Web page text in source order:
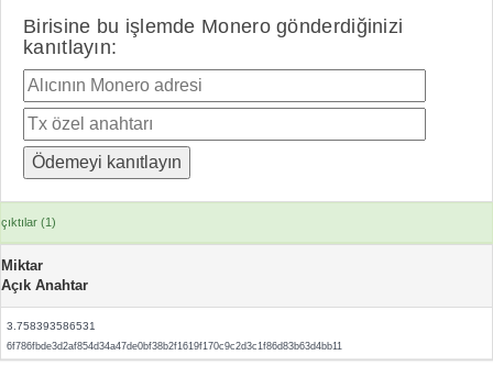
Birisine bu işlemde Monero gönderdiğinizi
kanıtlayın:
çıktılar (1)
Miktar
Açık Anahtar
3.758393586531
6f786fbde3d2af854d34a47de0bf38b2f1619f170c9c2d3c1f86d83b63d4bb11